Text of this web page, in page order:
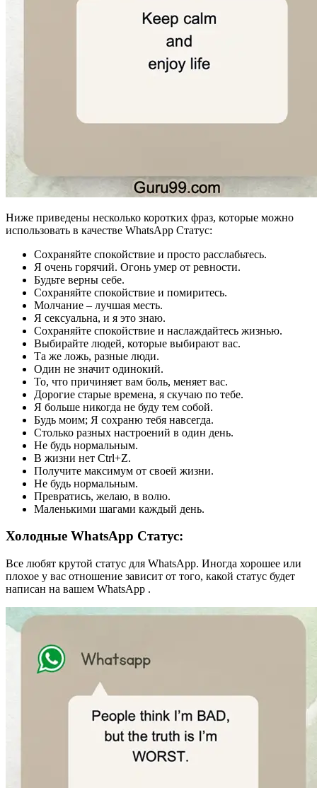
Ниже приведены несколько коротких фраз, которые можно
использовать в качестве WhatsApp Статус:
Сохраняйте спокойствие и просто расслабьтесь.
Я очень горячий. Огонь умер от ревности.
Будьте верны себе.
Сохраняйте спокойствие и помиритесь.
Молчание – лучшая месть.
Я сексуальна, и я это знаю.
Сохраняйте спокойствие и наслаждайтесь жизнью.
Выбирайте людей, которые выбирают вас.
Та же ложь, разные люди.
Один не значит одинокий.
То, что причиняет вам боль, меняет вас.
Дорогие старые времена, я скучаю по тебе.
Я больше никогда не буду тем собой.
Будь моим; Я сохраню тебя навсегда.
Столько разных настроений в один день.
Не будь нормальным.
В жизни нет Ctrl+Z.
Получите максимум от своей жизни.
Не будь нормальным.
Превратись, желаю, в волю.
Маленькими шагами каждый день.
Холодные WhatsApp Статус:
Все любят крутой статус для WhatsApp. Иногда хорошее или
плохое у вас отношение зависит от того, какой статус будет
написан на вашем WhatsApp .